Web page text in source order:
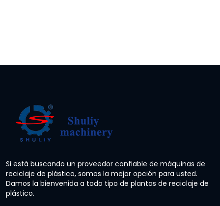
Si está buscando un proveedor confiable de máquinas de
reciclaje de plástico, somos la mejor opción para usted.
Damos la bienvenida a todo tipo de plantas de reciclaje de
plástico.